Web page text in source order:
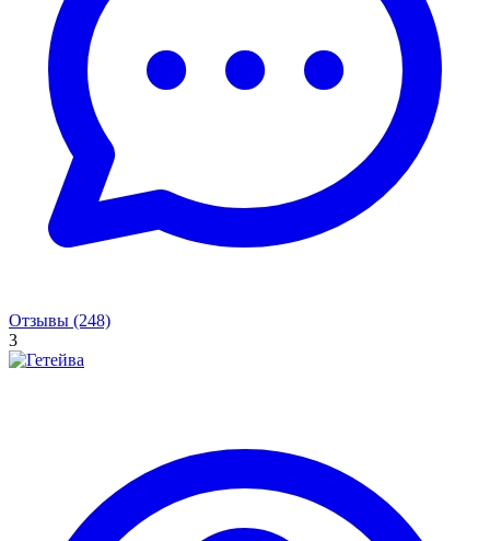
Отзывы (248)
3